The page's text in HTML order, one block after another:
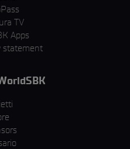
TV
Apps
statement